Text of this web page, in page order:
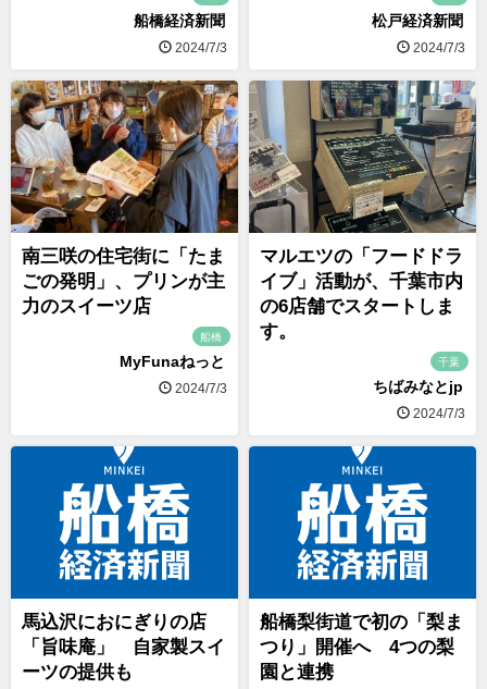
船橋経済新聞
2024/7/3
松戸経済新聞
2024/7/3
南三咲の住宅街に「たま
ごの発明」、プリンが主
力のスイーツ店
船橋
MyFunaねっと
2024/7/3
マルエツの「フードドラ
イブ」活動が、千葉市内
の6店舗でスタートしま
す。
千葉
ちばみなとjp
2024/7/3
馬込沢におにぎりの店
「旨味庵」 自家製スイ
ーツの提供も
船橋梨街道で初の「梨ま
つり」開催へ 4つの梨
園と連携